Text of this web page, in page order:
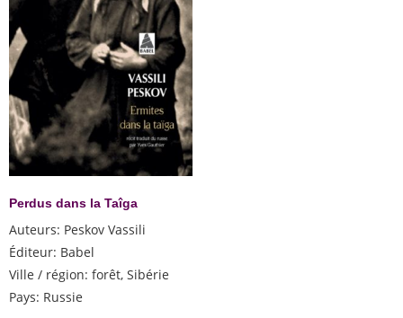
Perdus dans la Taîga
Auteurs: Peskov Vassili
Éditeur: Babel
Ville / région: forêt, Sibérie
Pays: Russie